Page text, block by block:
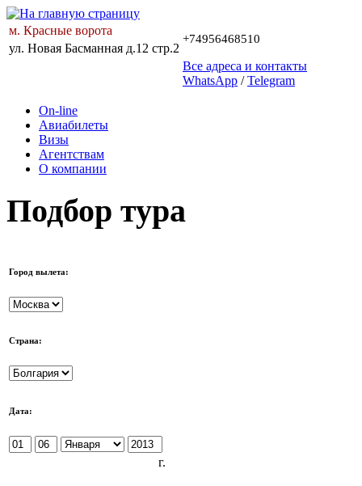
м. Красные ворота
+74956468510
ул. Новая Басманная д.12 стр.2
Все адреса и контакты
WhatsApp /Telegram
On-line
Авиабилеты
Визы
Агентствам
О компании
Подбор тура
Город вылета:
Страна:
Дата:
г.